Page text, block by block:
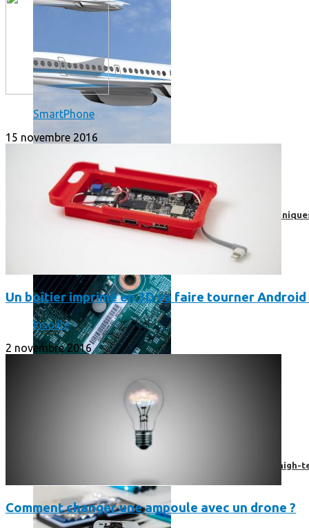
High-Tech
High-Tech
Les circuits imprimés, le coeur de nos appareils
Prendre une extension de garantie pour vos appareils high-
SmartPhone
15 novembre 2016
Un boîtier imprimé en 3D va faire tourner
Insolite
2 novembre 2016
Comment changer une ampoule avec un drone ?